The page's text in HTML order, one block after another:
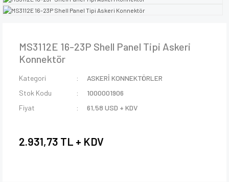
MS3112E 16-23P Shell Panel Tipi Askeri
Konnektör
Kategori
ASKERİ KONNEKTÖRLER
Stok Kodu
1000001906
Fiyat
61,58 USD + KDV
2.931,73 TL + KDV